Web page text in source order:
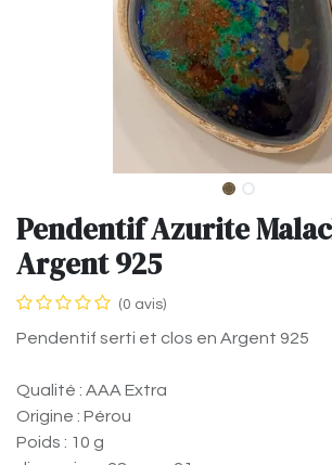
Pendentif Azurite
Argent 925
(0 avis)
Pendentif serti et clos en Argent 925
Qualité : AAA Extra
Origine : Pérou
Poids : 10 g